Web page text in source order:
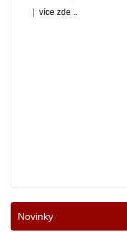
více zde ..
Nové podmínky dotací
Novinky